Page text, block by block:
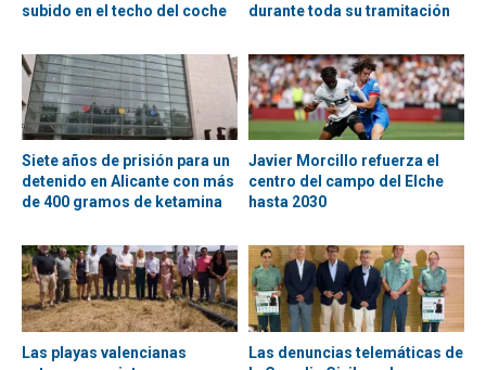
subido en el techo del coche
durante toda su tramitación
Siete años de prisión para un
detenido en Alicante con más
de 400 gramos de ketamina
Javier Morcillo refuerza el
centro del campo del Elche
hasta 2030
Las playas valencianas
Las denuncias telemáticas de